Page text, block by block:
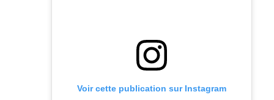
Voir cette publication sur Instagram